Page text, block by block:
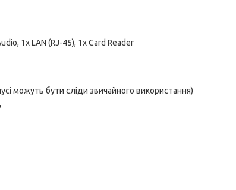
1x LAN (RJ-45), 1x Card Reader
можуть бути сліди звичайного використання)